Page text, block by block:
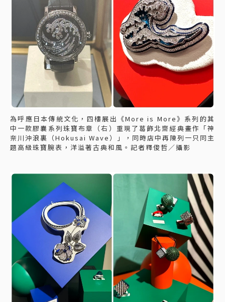
為呼應日本傳統文化，四樓展出《More is More》系列的其
中一款膠囊系列珠寶布章（右）重現了葛飾北齋經典畫作「神
奈川沖浪裏（Hokusai Wave）」，同時店中再陳列一只同主
題高級珠寶腕表，洋溢著古典和風。記者釋俊哲／攝影